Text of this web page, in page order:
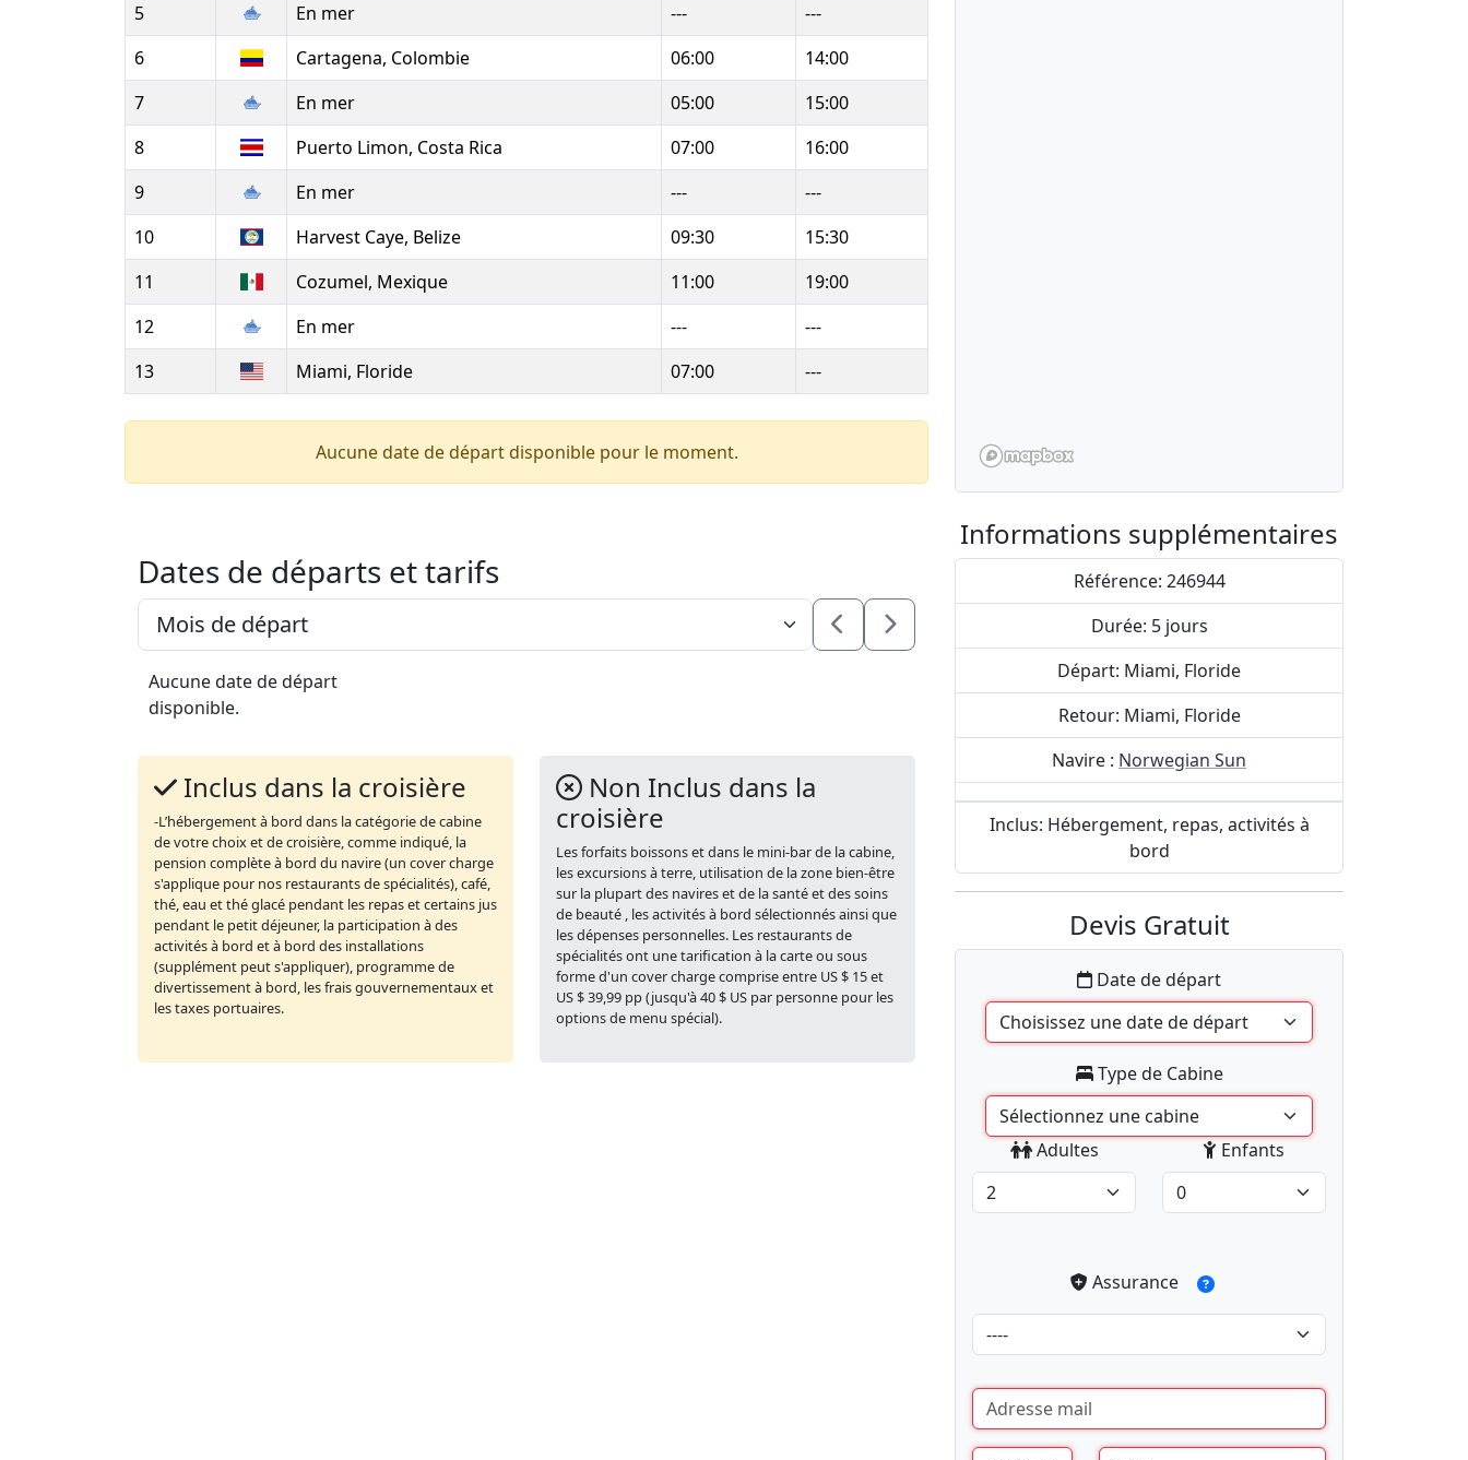
5
En mer ---
---
6
Cartagena, Colombie 06:00
14:00
7
En mer 05:00
15:00
8
Puerto Limon, Costa Rica 07:00
16:00
9
En mer ---
---
10
Harvest Caye, Belize 09:30
15:30
11
Cozumel, Mexique 11:00
19:00
12
En mer ---
---
13
Miami, Floride 07:00 ---
Aucune date de départ disponible pour le moment.
Dates de départs et tarifs
Aucune date de départ
disponible.
Inclus dans la croisière
-L’hébergement à bord dans la catégorie de cabine
de votre choix et de croisière, comme indiqué, la
pension complète à bord du navire (un cover charge
s'applique pour nos restaurants de spécialités), café,
thé, eau et thé glacé pendant les repas et certains jus
pendant le petit déjeuner, la participation à des
activités à bord et à bord des installations
(supplément peut s'appliquer), programme de
divertissement à bord, les frais gouvernementaux et
les taxes portuaires.
Non Inclus dans la
croisière
Les forfaits boissons et dans le mini-bar de la cabine,
les excursions à terre, utilisation de la zone bien-être
sur la plupart des navires et de la santé et des soins
de beauté , les activités à bord sélectionnés ainsi que
les dépenses personnelles. Les restaurants de
spécialités ont une tarification à la carte ou sous
forme d'un cover charge comprise entre US $ 15 et
US $ 39,99 pp (jusqu'à 40 $ US par personne pour les
options de menu spécial).
Informations supplémentaires
Référence: 246944
Durée: 5 jours
Départ: Miami, Floride
Retour: Miami, Floride
Navire : Norwegian Sun
Inclus: Hébergement, repas, activités à
bord
Devis Gratuit
Date de départ
Type de Cabine
Adultes Enfants
Assurance